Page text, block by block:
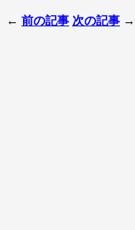
← 前の記事 次の記事 →